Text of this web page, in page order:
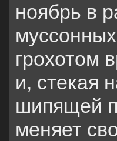
ноябрь в
грохотом
и, стекая
шипящей
меняет